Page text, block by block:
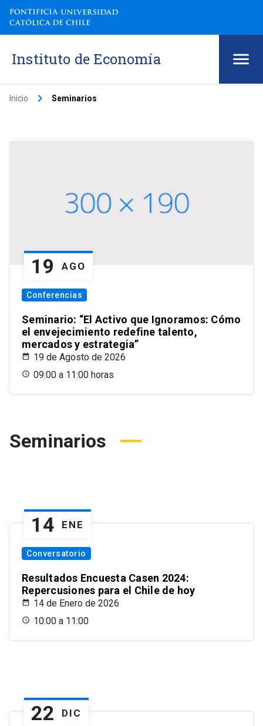
Instituto de Economía
Inicio keyboard_arrow_right Seminarios
19 AGO
Conferencias
Seminario: “El Activo que Ignoramos: Cómo
el envejecimiento redefine talento,
mercados y estrategia”
19 de Agosto de 2026
09:00 a 11:00 horas
Seminarios
14 ENE
Conversatorio
Resultados Encuesta Casen 2024:
Repercusiones para el Chile de hoy
14 de Enero de 2026
10:00 a 11:00
22 DIC